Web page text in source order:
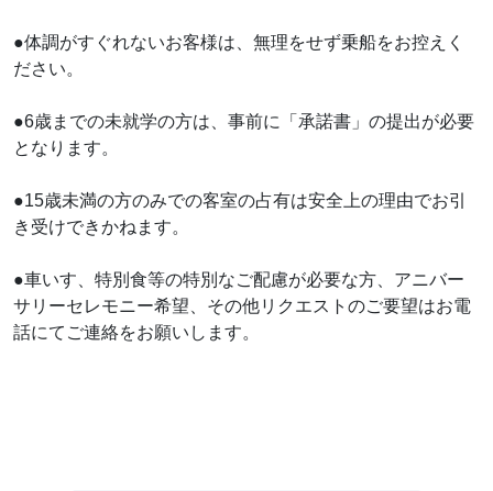
●体調がすぐれないお客様は、無理をせず乗船をお控えく
ださい。
●6歳までの未就学の方は、事前に「承諾書」の提出が必要
となります。
●15歳未満の方のみでの客室の占有は安全上の理由でお引
き受けできかねます。
●車いす、特別食等の特別なご配慮が必要な方、アニバー
サリーセレモニー希望、その他リクエストのご要望はお電
話にてご連絡をお願いします。